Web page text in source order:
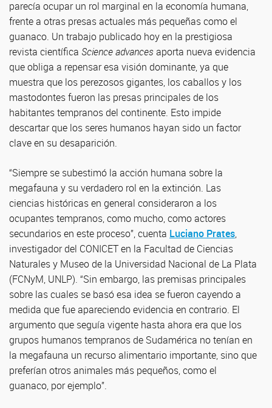
parecía ocupar un rol marginal en la economía humana,
frente a otras presas actuales más pequeñas como el
guanaco. Un trabajo publicado hoy en la prestigiosa
revista científica Science advancesaporta nueva evidencia
que obliga a repensar esa visión dominante, ya que
muestra que los perezosos gigantes, los caballos y los
mastodontes fueron las presas principales de los
habitantes tempranos del continente. Esto impide
descartar que los seres humanos hayan sido un factor
clave en su desaparición.
“Siempre se subestimó la acción humana sobre la
megafauna y su verdadero rol en la extinción. Las
ciencias históricas en general consideraron a los
ocupantes tempranos, como mucho, como actores
secundarios en este proceso”, cuenta Luciano Prates,
investigador del CONICET en la Facultad de Ciencias
Naturales y Museo de la Universidad Nacional de La Plata
(FCNyM, UNLP). “Sin embargo, las premisas principales
sobre las cuales se basó esa idea se fueron cayendo a
medida que fue apareciendo evidencia en contrario. El
argumento que seguía vigente hasta ahora era que los
grupos humanos tempranos de Sudamérica no tenían en
la megafauna un recurso alimentario importante, sino que
preferían otros animales más pequeños, como el
guanaco, por ejemplo”.